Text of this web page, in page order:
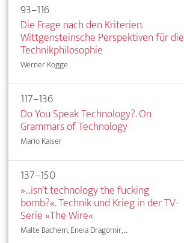
93–116
Die Frage nach den Kriterien.
Wittgensteinsche Perspektiven für die
Technikphilosophie
Werner Kogge
117–136
Do You Speak Technology?. On
Grammars of Technology
Mario Kaiser
137–150
»...isn’t technology the fucking
bomb?«. Technik und Krieg in der TV-
Serie »The Wire«
Malte Bachem, Eneia Dragomir, ...